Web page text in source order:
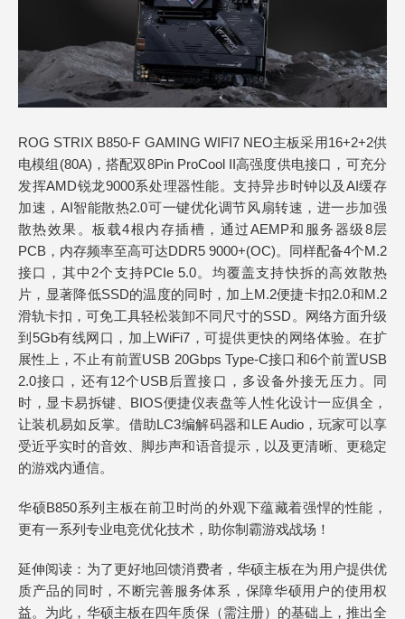
ROG STRIX B850-F GAMING WIFI7 NEO主板采用16+2+2供
电模组(80A)，搭配双8Pin ProCool II高强度供电接口，可充分
发挥AMD锐龙9000系处理器性能。支持异步时钟以及AI缓存
加速，AI智能散热2.0可一键优化调节风扇转速，进一步加强
散热效果。板载4根内存插槽，通过AEMP和服务器级8层
PCB，内存频率至高可达DDR5 9000+(OC)。同样配备4个M.2
接口，其中2个支持PCIe 5.0。均覆盖支持快拆的高效散热
片，显著降低SSD的温度的同时，加上M.2便捷卡扣2.0和M.2
滑轨卡扣，可免工具轻松装卸不同尺寸的SSD。网络方面升级
到5Gb有线网口，加上WiFi7，可提供更快的网络体验。在扩
展性上，不止有前置USB 20Gbps Type-C接口和6个前置USB
2.0接口，还有12个USB后置接口，多设备外接无压力。同
时，显卡易拆键、BIOS便捷仪表盘等人性化设计一应俱全，
让装机易如反掌。借助LC3编解码器和LE Audio，玩家可以享
受近乎实时的音效、脚步声和语音提示，以及更清晰、更稳定
的游戏内通信。
华硕B850系列主板在前卫时尚的外观下蕴藏着强悍的性能，
更有一系列专业电竞优化技术，助你制霸游戏战场！
延伸阅读：为了更好地回馈消费者，华硕主板在为用户提供优
质产品的同时，不断完善服务体系，保障华硕用户的使用权
益。为此，华硕主板在四年质保（需注册）的基础上，推出全